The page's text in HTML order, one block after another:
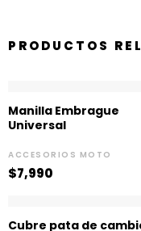
PRODUCTOS
Manilla Embrague
Universal
ACCESORIOS MOTO
$7,990
Cubre pata de